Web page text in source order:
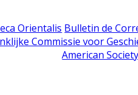
Orientalis Bulletin de
Commissie voor
American